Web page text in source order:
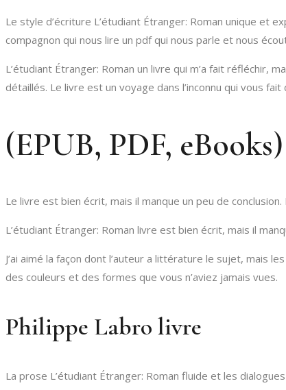
Le style d’écriture L’étudiant Étranger: Roman unique et
compagnon qui nous lire un pdf qui nous parle et nous
L’étudiant Étranger: Roman un livre qui m’a fait
détaillés. Le livre est un voyage dans l’inconnu qui vous
(EPUB, PDF,
Le livre est bien écrit, mais il manque un peu de
L’étudiant Étranger: Roman livre est bien écrit, mais il
J’ai aimé la façon dont l’auteur a littérature le sujet, mais
des couleurs et des formes que vous n’aviez jamais vues.
Philippe Labro livre
La prose L’étudiant Étranger: Roman fluide et les